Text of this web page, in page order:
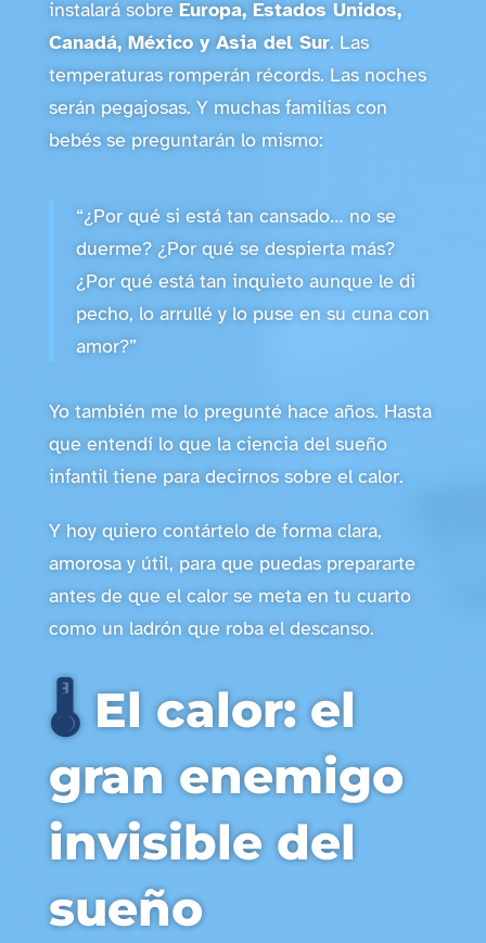
instalará sobre Europa, Estados Unidos,
Canadá, México y Asia del Sur. Las
temperaturas romperán récords. Las noches
serán pegajosas. Y muchas familias con
bebés se preguntarán lo mismo:
“¿Por qué si está tan cansado… no se
duerme? ¿Por qué se despierta más?
¿Por qué está tan inquieto aunque le di
pecho, lo arrullé y lo puse en su cuna con
amor?”
Yo también me lo pregunté hace años. Hasta
que entendí lo que la ciencia del sueño
infantil tiene para decirnos sobre el calor.
Y hoy quiero contártelo de forma clara,
amorosa y útil, para que puedas prepararte
antes de que el calor se meta en tu cuarto
como un ladrón que roba el descanso.
🌡️ El calor: el
gran enemigo
invisible del
sueño